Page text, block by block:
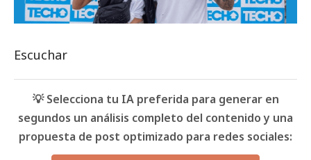
Escuchar
💡 Selecciona tu IA preferida para generar en
segundos un análisis completo del contenido y una
propuesta de post optimizado para redes sociales: